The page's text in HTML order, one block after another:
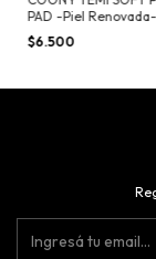
PAD -Piel Renovada-
$6.500